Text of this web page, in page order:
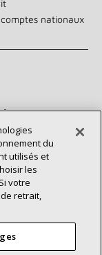
nationaux
du
utilisés et
les
votre
retrait,